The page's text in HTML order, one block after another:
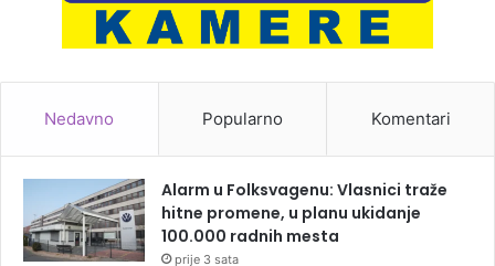
Nedavno Popularno Komentari
Alarm u Folksvagenu: Vlasnici traže
hitne promene, u planu ukidanje
100.000 radnih mesta
prije 3 sata